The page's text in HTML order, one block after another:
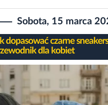
Sobota, 15 marca
dopasować czarne
dla kobiet